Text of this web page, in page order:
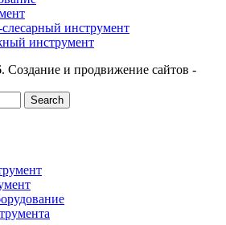
инструмент
инструмент
Создание и продвижение сайтов -
Search